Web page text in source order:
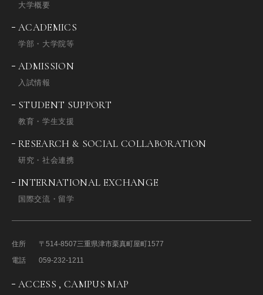
大学概要
ACADEMICS
学部・大学院等
ADMISSION
入試情報
STUDENT SUPPORT
教育・学生支援
RESEARCH & SOCIAL COLLABORATION
研究・社会連携
INTERNATIONAL EXCHANGE
国際交流・留学
住所 〒514-8507三重県津市栗真町屋町1577
電話
059-232-1211
ACCESS , CAMPUS MAP